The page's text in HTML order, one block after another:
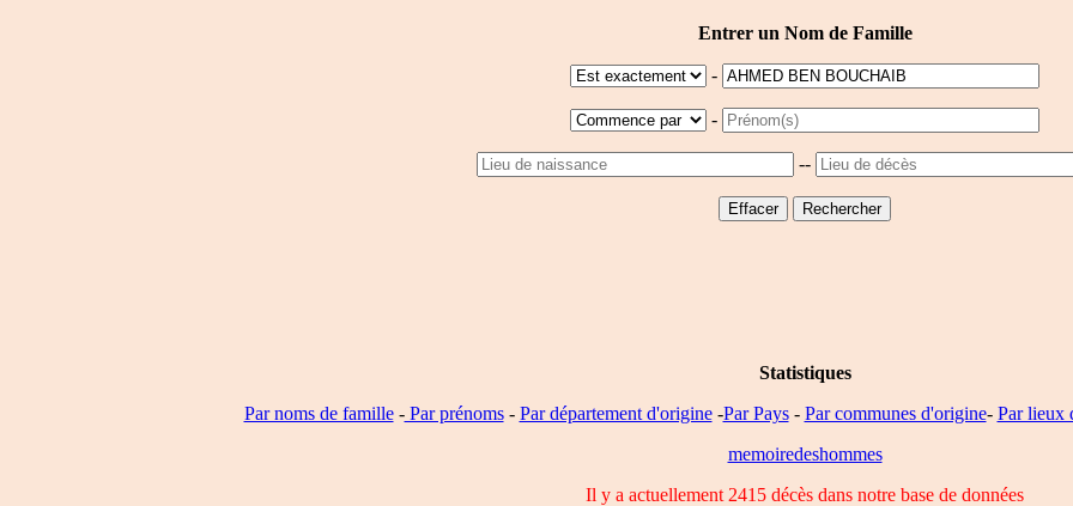
Entrer un Nom de Famille
-
-
--
Statistiques
Par noms de famille-Par prénoms- Par département d'origine-Par Pays- Par communes d'origine- Par lieux
memoiredeshommes
Il y a actuellement 2415 décès dans notre base de données